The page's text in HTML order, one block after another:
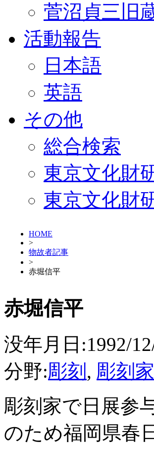
菅沼貞三旧
活動報告
日本語
英語
その他
総合検索
東京文化財
東京文化財
HOME
>
物故者記事
>
赤堀信平
赤堀信平
没年月日:1992/
分野:彫刻 , 彫刻家
彫刻家で日展参
のため福岡県春